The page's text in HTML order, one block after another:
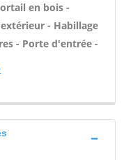
en bois -
- Habillage
- Porte d'entrée -